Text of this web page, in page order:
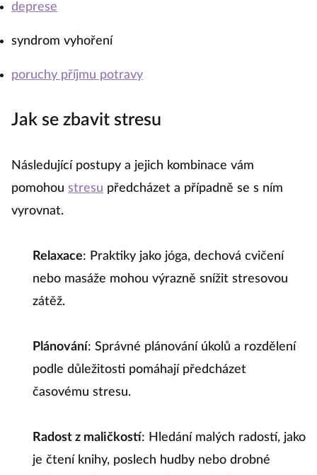
deprese
syndrom vyhoření
poruchy příjmu potravy
Jak se zbavit stresu
Následující postupy a jejich kombinace vám
pomohou stresu předcházet a případně se s ním
vyrovnat.
Relaxace: Praktiky jako jóga, dechová cvičení
nebo masáže mohou výrazně snížit stresovou
zátěž.
Plánování: Správné plánování úkolů a rozdělení
podle důležitosti pomáhají předcházet
časovému stresu.
Radost z maličkostí: Hledání malých radostí, jako
je čtení knihy, poslech hudby nebo drobné